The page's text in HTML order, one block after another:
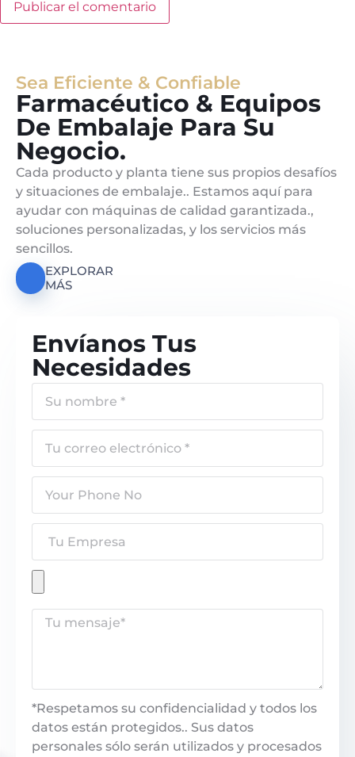
Sea Eficiente & Confiable
Farmacéutico & Equipos
De Embalaje Para Su
Negocio.
Cada producto y planta tiene sus propios desafíos
y situaciones de embalaje.. Estamos aquí para
ayudar con máquinas de calidad garantizada.,
soluciones personalizadas, y los servicios más
sencillos.
EXPLORAR
MÁS
Envíanos Tus
Necesidades
*Respetamos su confidencialidad y todos los
datos están protegidos.. Sus datos
personales sólo serán utilizados y procesados